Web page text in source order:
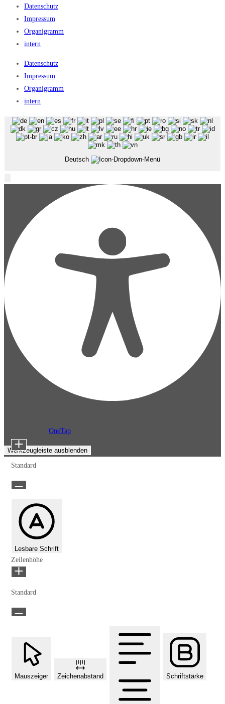
Datenschutz
Impressum
Organigramm
intern
Datenschutz
Impressum
Organigramm
intern
Deutsch
OneTap
Werkzeugleiste ausblenden
Standard
Lesbare Schrift
Zeilenhöhe
Standard
Mauszeiger Zeichenabstand Schriftstärke